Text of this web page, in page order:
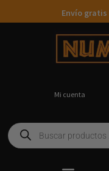
Envío gratis
Mi cuenta